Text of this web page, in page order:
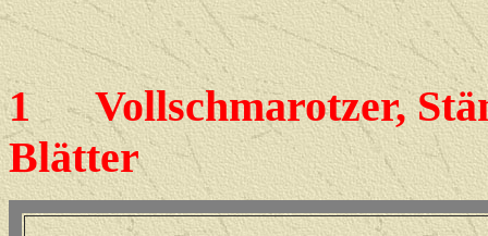
1Vollschmarotzer,
Blätter